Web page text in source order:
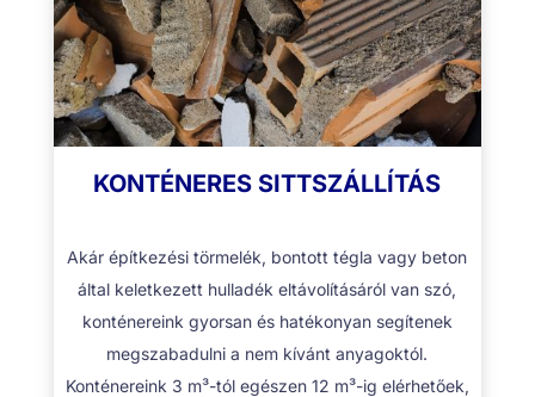
KONTÉNERES SITTSZÁLLÍTÁS
Akár építkezési törmelék, bontott tégla vagy beton
által keletkezett hulladék eltávolításáról van szó,
konténereink gyorsan és hatékonyan segítenek
megszabadulni a nem kívánt anyagoktól.
Konténereink 3 m³-tól egészen 12 m³-ig elérhetőek,